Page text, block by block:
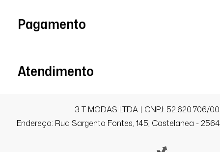
Tenho 1.60m e 68 kg, peguei o M,
que eu gosto, não marca nada, o
Janyny F.
Comprador Verificado
Pagamento
Atendimento
3 T MODAS LTDA | CNPJ: 52.620.706/
Endereço: Rua Sargento Fontes, 145, Castelanea -